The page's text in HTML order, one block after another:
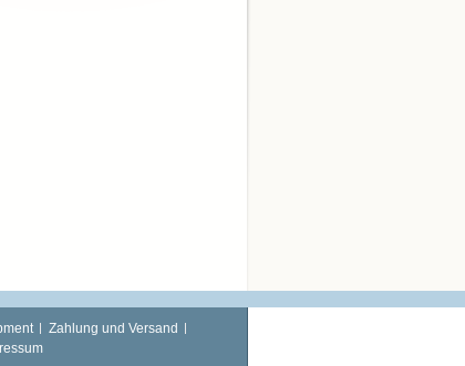
Zahlung und Versand